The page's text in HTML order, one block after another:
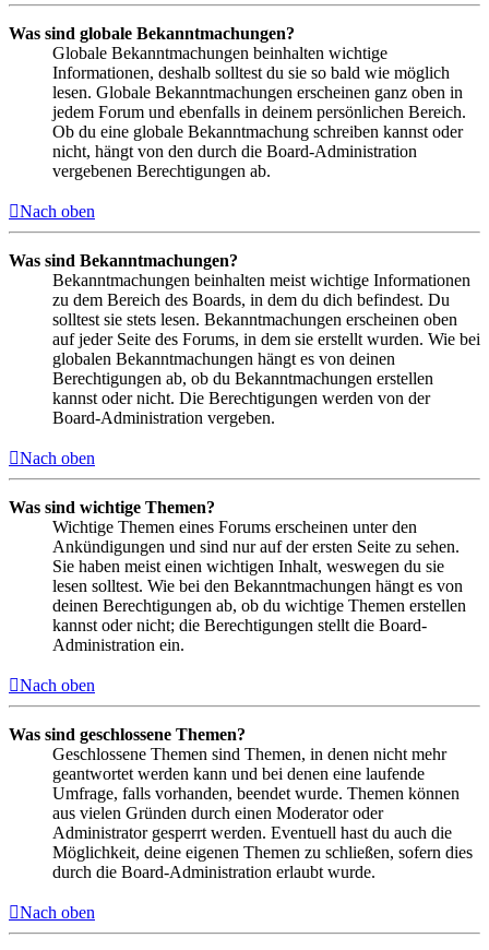
Was sind globale Bekanntmachungen?
Globale Bekanntmachungen beinhalten wichtige
Informationen, deshalb solltest du sie so bald wie möglich
lesen. Globale Bekanntmachungen erscheinen ganz oben in
jedem Forum und ebenfalls in deinem persönlichen Bereich.
Ob du eine globale Bekanntmachung schreiben kannst oder
nicht, hängt von den durch die Board-Administration
vergebenen Berechtigungen ab.
Nach oben
Was sind Bekanntmachungen?
Bekanntmachungen beinhalten meist wichtige Informationen
zu dem Bereich des Boards, in dem du dich befindest. Du
solltest sie stets lesen. Bekanntmachungen erscheinen oben
auf jeder Seite des Forums, in dem sie erstellt wurden. Wie bei
globalen Bekanntmachungen hängt es von deinen
Berechtigungen ab, ob du Bekanntmachungen erstellen
kannst oder nicht. Die Berechtigungen werden von der
Board-Administration vergeben.
Nach oben
Was sind wichtige Themen?
Wichtige Themen eines Forums erscheinen unter den
Ankündigungen und sind nur auf der ersten Seite zu sehen.
Sie haben meist einen wichtigen Inhalt, weswegen du sie
lesen solltest. Wie bei den Bekanntmachungen hängt es von
deinen Berechtigungen ab, ob du wichtige Themen erstellen
kannst oder nicht; die Berechtigungen stellt die Board-
Administration ein.
Nach oben
Was sind geschlossene Themen?
Geschlossene Themen sind Themen, in denen nicht mehr
geantwortet werden kann und bei denen eine laufende
Umfrage, falls vorhanden, beendet wurde. Themen können
aus vielen Gründen durch einen Moderator oder
Administrator gesperrt werden. Eventuell hast du auch die
Möglichkeit, deine eigenen Themen zu schließen, sofern dies
durch die Board-Administration erlaubt wurde.
Nach oben